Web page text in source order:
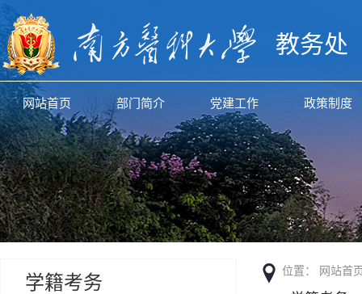
教务处
网站首页 部门简介 党建工作 政策制度
学籍考务
位置： 网站首